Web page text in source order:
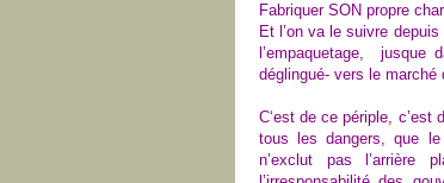
Fabriquer SON propre
Et l’on va le suivre
l’empaquetage, jusque
déglingué- vers le marché
C‘est de ce périple, c’est
tous les dangers, que le
n’exclut pas l’arrière